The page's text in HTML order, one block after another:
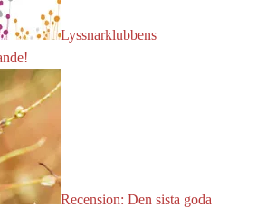
Lyssnarklubbens
Recension: Den sista goda